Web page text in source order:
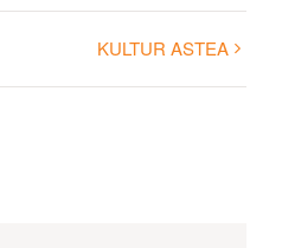
KULTUR ASTEA